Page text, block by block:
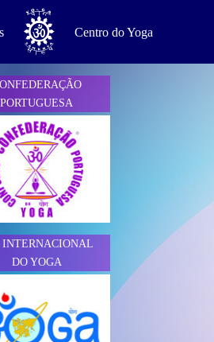
Centro do Yoga
PORTUGUESA
DO YOGA
DO YOGA